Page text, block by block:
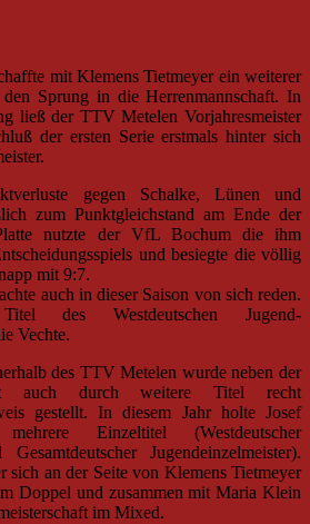
mit Klemens Tietmeyer ein weiterer
den Sprung in die Herrenmannschaft. In
ließ der TTV Metelen Vorjahresmeister
der ersten Serie erstmals hinter sich
gegen Schalke, Lünen und
zum Punktgleichstand am Ende der
nutzte der VfL Bochum die ihm
und besiegte die völlig
mit 9:7.
auch in dieser Saison von sich reden.
des Westdeutschen Jugend-
Vechte.
des TTV Metelen wurde neben der
auch durch weitere Titel recht
gestellt. In diesem Jahr holte Josef
Einzeltitel (Westdeutscher
Jugendeinzelmeister).
sich an der Seite von Klemens Tietmeyer
Doppel und zusammen mit Maria Klein
im Mixed.